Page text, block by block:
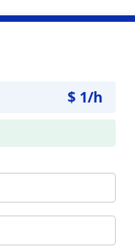
$ 1/h